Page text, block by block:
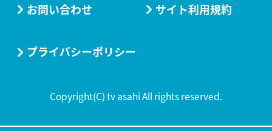
お問い合わせ サイト利用規約
プライバシーポリシー
Copyright(C) tv asahi All rights reserved.